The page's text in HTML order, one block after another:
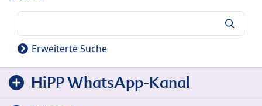
Erweiterte Suche
HiPP WhatsApp-Kanal